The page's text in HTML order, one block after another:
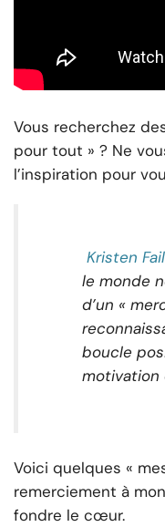
Vous recherchez
pour tout » ? Ne
l’inspiration pour
Kristen
le monde
d’un «
boucle
motivation
Voici quelques «
remerciement à
fondre le cœur.